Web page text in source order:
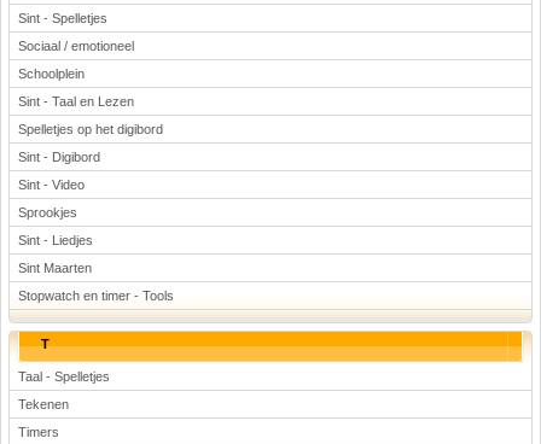
Sint - Spelletjes
Sociaal / emotioneel
Schoolplein
Sint - Taal en Lezen
Spelletjes op het digibord
Sint - Digibord
Sint - Video
Sprookjes
Sint - Liedjes
Sint Maarten
Stopwatch en timer - Tools
T
Taal - Spelletjes
Tekenen
Timers